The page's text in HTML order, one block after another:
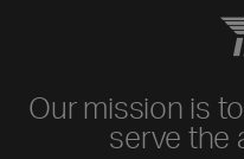
Our mission is
serve the